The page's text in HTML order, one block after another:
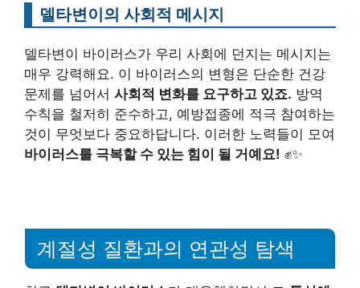
델타변이의 사회적 메시지
델타변이 바이러스가 우리 사회에 던지는 메시지는
매우 강력해요. 이 바이러스의 변형은 단순한 건강
문제를 넘어서 사회적 변화를 요구하고 있죠. 방역
수칙을 철저히 준수하고, 예방접종에 적극 참여하는
것이 무엇보다 중요하답니다. 이러한 노력들이 모여
바이러스를 극복할 수 있는 힘이 될 거예요! ✊✨
계절성 질환과의 연관성 탐색